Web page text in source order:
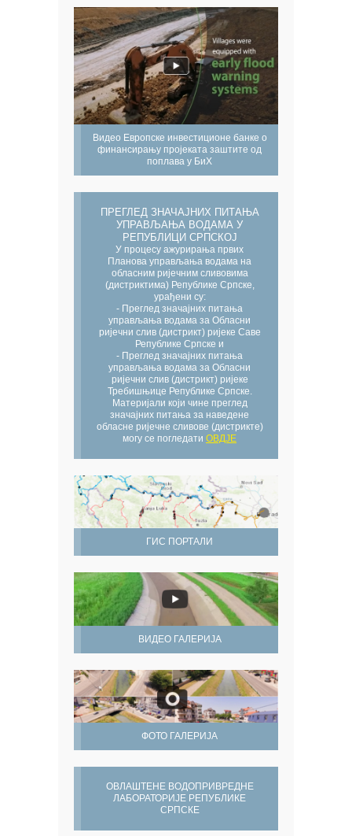
Видео Европске инвестиционе банке о
финансирању пројеката заштите од
поплава у БиХ
ПРЕГЛЕД ЗНАЧАЈНИХ ПИТАЊА
УПРАВЉАЊА ВОДАМА У
РЕПУБЛИЦИ СРПСКОЈ
У процесу ажурирања првих
Планова управљања водама на
обласним ријечним сливовима
(дистриктима) Републике Српске,
урађени су:
- Преглед значајних питања
управљања водама за Обласни
ријечни слив (дистрикт) ријеке Саве
Републике Српске и
- Преглед значајних питања
управљања водама за Обласни
ријечни слив (дистрикт) ријеке
Требишњице Републике Српске.
Материјали који чине преглед
значајних питања за наведене
обласне ријечне сливове (дистрикте)
могу се погледати ОВДЈЕ
ГИС ПОРТАЛИ
ВИДЕО ГАЛЕРИЈА
ФОТО ГАЛЕРИЈА
ОВЛАШТЕНЕ ВОДОПРИВРЕДНЕ
ЛАБОРАТОРИЈЕ РЕПУБЛИКЕ
СРПСКЕ